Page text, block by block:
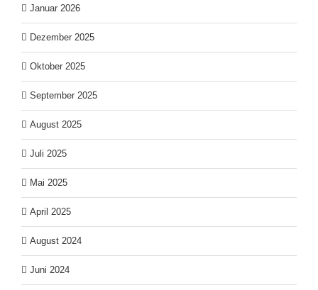
Januar 2026
Dezember 2025
Oktober 2025
September 2025
August 2025
Juli 2025
Mai 2025
April 2025
August 2024
Juni 2024